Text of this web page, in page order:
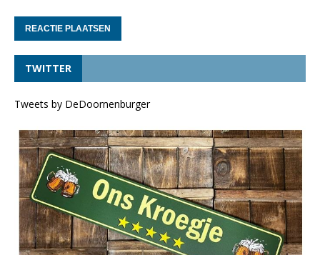
TWITTER
Tweets by DeDoornenburger